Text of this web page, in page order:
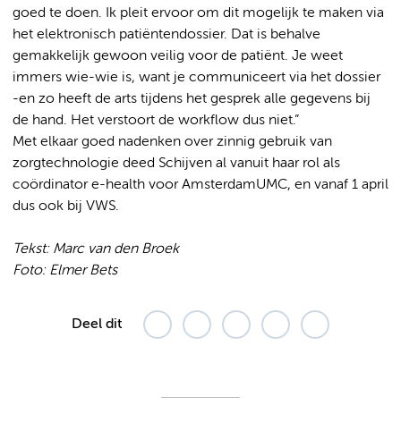
goed te doen. Ik pleit ervoor om dit mogelijk te maken via
het elektronisch patiëntendossier. Dat is behalve
gemakkelijk gewoon veilig voor de patiënt. Je weet
immers wie-wie is, want je communiceert via het dossier
-en zo heeft de arts tijdens het gesprek alle gegevens bij
de hand. Het verstoort de workflow dus niet.”
Met elkaar goed nadenken over zinnig gebruik van
zorgtechnologie deed Schijven al vanuit haar rol als
coördinator e-health voor AmsterdamUMC, en vanaf 1 april
dus ook bij VWS.
Tekst: Marc van den Broek
Foto: Elmer Bets
Deel dit